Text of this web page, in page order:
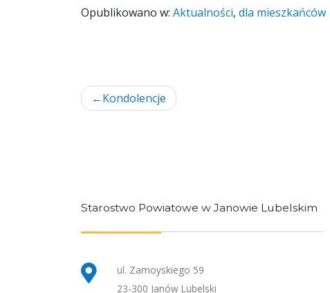
Opublikowano w: Aktualności, dla mieszkańców
Nawigacja
Kondolencje
Starostwo Powiatowe w Janowie Lubelskim
ul. Zamoyskiego 59
23-300 Janów Lubelski